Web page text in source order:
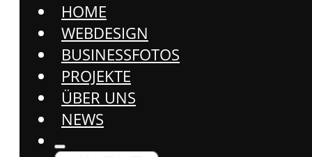
HOME
WEBDESIGN
BUSINESSFOTOS
PROJEKTE
ÜBER UNS
NEWS